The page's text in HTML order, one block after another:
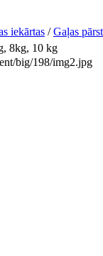
iekārtas /Gaļas
8kg, 10 kg
big/198/img2.jpg